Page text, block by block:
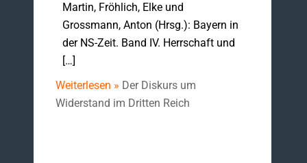
Martin, Fröhlich, Elke und
Grossmann, Anton (Hrsg.): Bayern in
der NS-Zeit. Band IV. Herrschaft und
[…]
Weiterlesen » Der Diskurs um
Widerstand im Dritten Reich